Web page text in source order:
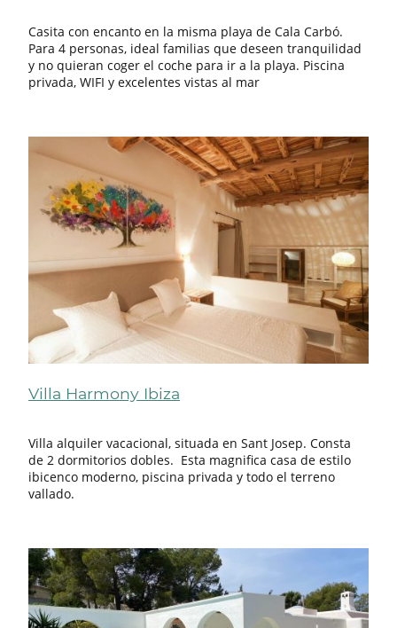
Casita con encanto en la misma playa de Cala Carbó.
Para 4 personas, ideal familias que deseen tranquilidad
y no quieran coger el coche para ir a la playa. Piscina
privada, WIFI y excelentes vistas al mar
Villa Harmony Ibiza
Villa alquiler vacacional, situada en Sant Josep. Consta
de 2 dormitorios dobles. Esta magnifica casa de estilo
ibicenco moderno, piscina privada y todo el terreno
vallado.